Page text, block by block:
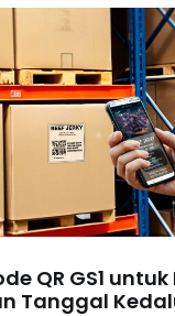
QR GS1
Tanggal